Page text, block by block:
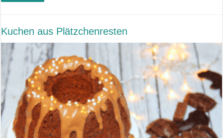
Kuchen aus Plätzchenresten